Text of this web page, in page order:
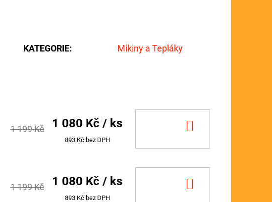
KATEGORIE: Mikiny a Tepláky
1 199 Kč 1 080 Kč / ks
893 Kč bez DPH
1 199 Kč 1 080 Kč / ks
893 Kč bez DPH